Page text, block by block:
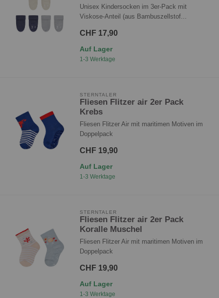
Unisex Kindersocken im 3er-Pack mit
Viskose-Anteil (aus Bambuszellstof...
CHF 17,90
Auf Lager
1-3 Werktage
STERNTALER
Fliesen Flitzer air 2er Pack
Krebs
Fliesen Flitzer Air mit maritimen Motiven im
Doppelpack
CHF 19,90
Auf Lager
1-3 Werktage
STERNTALER
Fliesen Flitzer air 2er Pack
Koralle Muschel
Fliesen Flitzer Air mit maritimen Motiven im
Doppelpack
CHF 19,90
Auf Lager
1-3 Werktage